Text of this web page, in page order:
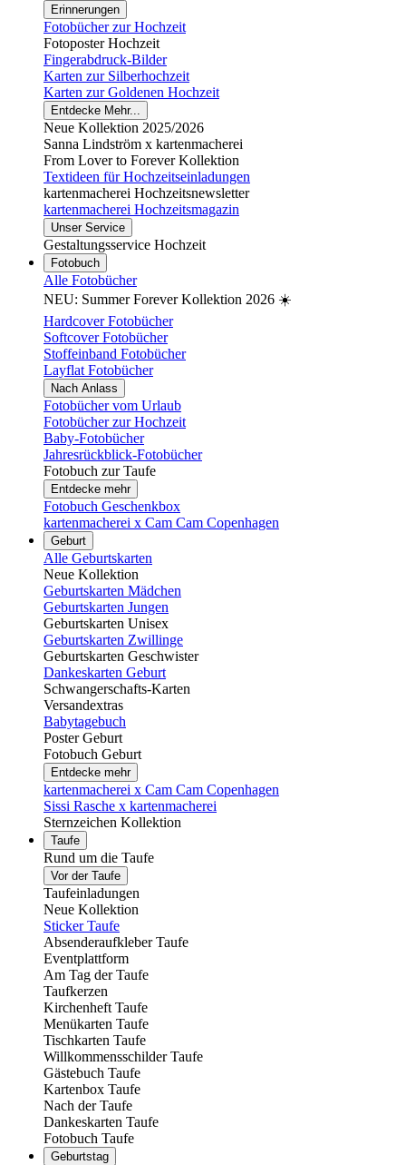
Erinnerungen
Fotobücher zur Hochzeit
Fotoposter Hochzeit
Fingerabdruck-Bilder
Karten zur Silberhochzeit
Karten zur Goldenen Hochzeit
Entdecke Mehr...
Neue Kollektion 2025/2026
Sanna Lindström x kartenmacherei
From Lover to Forever Kollektion
Textideen für Hochzeitseinladungen
kartenmacherei Hochzeitsnewsletter
kartenmacherei Hochzeitsmagazin
Unser Service
Gestaltungsservice Hochzeit
Fotobuch
Alle Fotobücher
NEU: Summer Forever Kollektion 2026 ☀️
Hardcover Fotobücher
Softcover Fotobücher
Stoffeinband Fotobücher
Layflat Fotobücher
Nach Anlass
Fotobücher vom Urlaub
Fotobücher zur Hochzeit
Baby-Fotobücher
Jahresrückblick-Fotobücher
Fotobuch zur Taufe
Entdecke mehr
Fotobuch Geschenkbox
kartenmacherei x Cam Cam Copenhagen
Geburt
Alle Geburtskarten
Neue Kollektion
Geburtskarten Mädchen
Geburtskarten Jungen
Geburtskarten Unisex
Geburtskarten Zwillinge
Geburtskarten Geschwister
Dankeskarten Geburt
Schwangerschafts-Karten
Versandextras
Babytagebuch
Poster Geburt
Fotobuch Geburt
Entdecke mehr
kartenmacherei x Cam Cam Copenhagen
Sissi Rasche x kartenmacherei
Sternzeichen Kollektion
Taufe
Rund um die Taufe
Vor der Taufe
Taufeinladungen
Neue Kollektion
Sticker Taufe
Absenderaufkleber Taufe
Eventplattform
Am Tag der Taufe
Taufkerzen
Kirchenheft Taufe
Menükarten Taufe
Tischkarten Taufe
Willkommensschilder Taufe
Gästebuch Taufe
Kartenbox Taufe
Nach der Taufe
Dankeskarten Taufe
Fotobuch Taufe
Geburtstag